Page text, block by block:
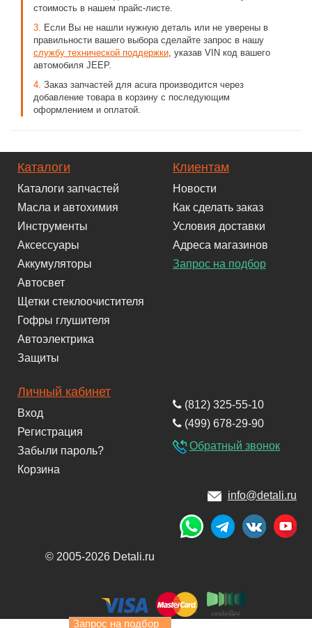
Запрос на подбор
стоимость в нашем прайс-листе.
3. Если Вы не нашли нужную деталь или не уверены в
правильности вашего выбора сделайте запрос в нашу
службу технической поддержки, указав VIN код вашего
автомобиля JEEP.
4. Заказ запчастей для acura производится через
добавление товара в корзину с последующим
оформлением и оплатой.
Каталоги
Каталоги запчастей
Масла и автохимия
Инструменты
Аксессуары
Аккумуляторы
Автосвет
Щетки стеклоочистителя
Гофры глушителя
Автоэлектрика
Защиты
Клиентам
Новости
Как сделать заказ
Условия доставки
Адреса магазинов
Запрос на подбор
Личный кабинет
Вход
Регистрация
Забыли пароль?
Корзина
(812) 325-55-10
(499) 678-29-90
Обратный звонок
info@detali.ru
© 2005-2026 Detali.ru